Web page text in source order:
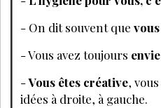
- On dit souvent que
- Vous avez toujours
-Vous êtes créative,
idées à droite, à gauche.